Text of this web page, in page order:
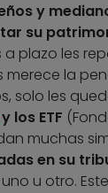
y
su
plazo les
merece la
solo les
los ETF
muchas
en su
u otro.